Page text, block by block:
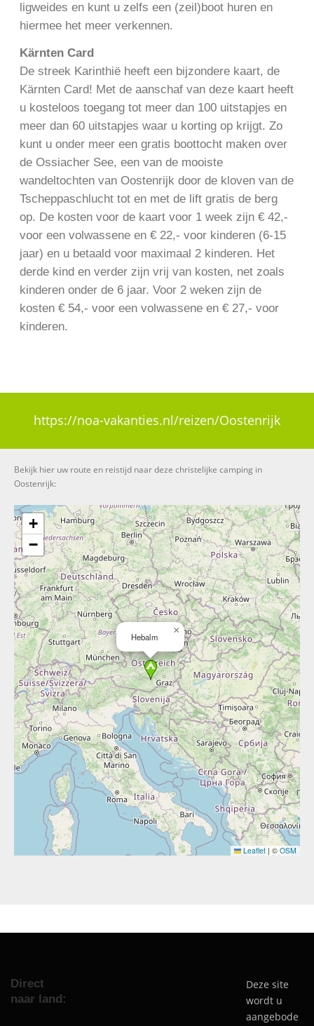
ligweides en kunt u zelfs een (zeil)boot huren en
hiermee het meer verkennen.
Kärnten Card
De streek Karinthië heeft een bijzondere kaart, de
Kärnten Card! Met de aanschaf van deze kaart heeft
u kosteloos toegang tot meer dan 100 uitstapjes en
meer dan 60 uitstapjes waar u korting op krijgt. Zo
kunt u onder meer een gratis boottocht maken over
de Ossiacher See, een van de mooiste
wandeltochten van Oostenrijk door de kloven van de
Tscheppaschlucht tot en met de lift gratis de berg
op. De kosten voor de kaart voor 1 week zijn € 42,-
voor een volwassene en € 22,- voor kinderen (6-15
jaar) en u betaald voor maximaal 2 kinderen. Het
derde kind en verder zijn vrij van kosten, net zoals
kinderen onder de 6 jaar. Voor 2 weken zijn de
kosten € 54,- voor een volwassene en € 27,- voor
kinderen.
https://noa-vakanties.nl/reizen/Oostenrijk
Bekijk hier uw route en reistijd naar deze christelijke camping in
Oostenrijk:
Hebalm
×
+
−
Leaflet | © OSM
Direct
naar land:
Deze site
wordt u
aangebode